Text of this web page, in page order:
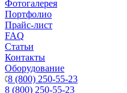
Фотогалерея
Портфолио
Прайс-лист
FAQ
Статьи
Контакты
Оборудование
8 (800) 250-55-23
8 (800) 250-55-23